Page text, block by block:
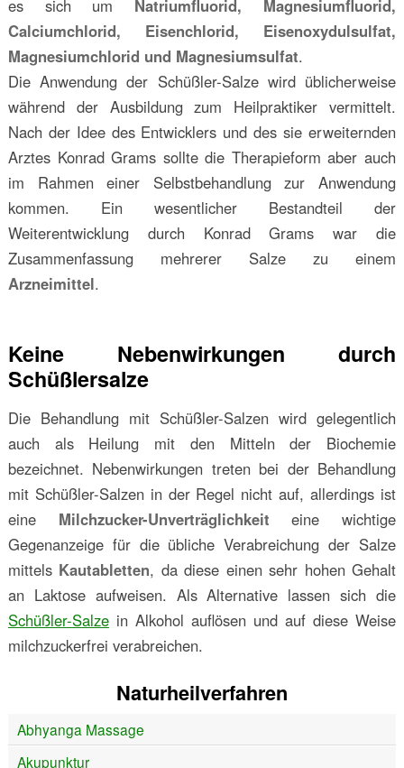
es sich um
Natriumfluorid, Magnesiumfluorid,
Calciumchlorid, Eisenchlorid, Eisenoxydulsulfat,
Magnesiumchlorid und Magnesiumsulfat.
Die Anwendung der Schüßler-Salze wird üblicherweise
während der Ausbildung zum Heilpraktiker vermittelt.
Nach der Idee des Entwicklers und des sie erweiternden
Arztes Konrad Grams sollte die Therapieform aber auch
im Rahmen einer Selbstbehandlung zur Anwendung
kommen. Ein wesentlicher Bestandteil der
Weiterentwicklung durch Konrad Grams war die
Zusammenfassung mehrerer Salze zu einem
Arzneimittel.
Keine Nebenwirkungen durch
Schüßlersalze
Die Behandlung mit Schüßler-Salzen wird gelegentlich
auch als Heilung mit den Mitteln der Biochemie
bezeichnet. Nebenwirkungen treten bei der Behandlung
mit Schüßler-Salzen in der Regel nicht auf, allerdings ist
eine Milchzucker-Unverträglichkeit eine wichtige
Gegenanzeige für die übliche Verabreichung der Salze
mittels Kautabletten, da diese einen sehr hohen Gehalt
an Laktose aufweisen. Als Alternative lassen sich die
Schüßler-Salzein Alkohol auflösen und auf diese Weise
milchzuckerfrei verabreichen.
Naturheilverfahren
Abhyanga Massage
Akupunktur